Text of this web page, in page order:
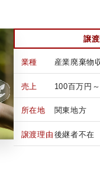
譲
業種 産業廃棄物
売上 100百万円
所在地 関東地方
譲渡理由 後継者不在